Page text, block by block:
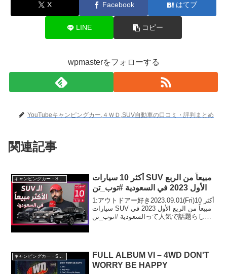
X Facebook はてブ
LINE コピー
wpmasterをフォローする
YouTubeキャンピングカー,４ＷＤ,SUV自動車の口コミ・評判まとめ
関連記事
キャンピングカー・SUV人気車種
أكثر 10 سيارات SUV مبيعاً من الربع
الأول 2023 في السعودية #توب_تن
1:アウトドアー好き2023.09.01(Fri)أكثر 10
سيارات SUV مبيعاً من الربع الأول 2023 في
السعودية #توب_تنって人気で話題らしい
FULL ALBUM VI – 4WD DON'T
WORRY BE HAPPY